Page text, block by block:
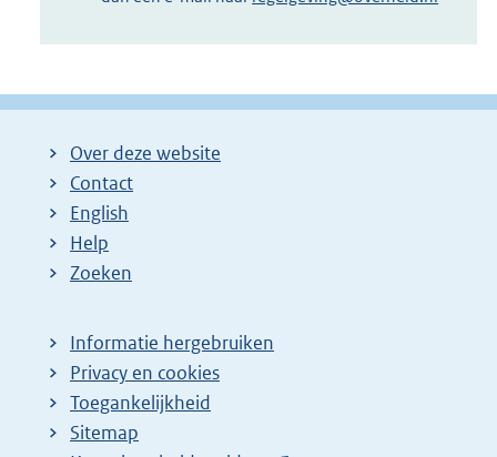
Over deze website
Contact
English
Help
Zoeken
Informatie hergebruiken
Privacy en cookies
Toegankelijkheid
Sitemap